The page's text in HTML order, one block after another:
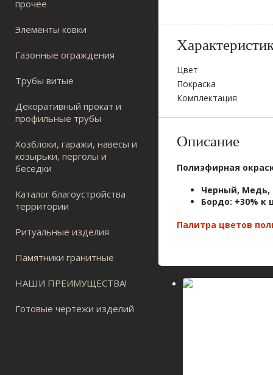
прочее
Элементы ковки
Газонные ограждения
Трубы витые
Декоративный прокат и
профильные трубы
Хозблоки, гаражи, навесы и
козырьки, перголы и
беседки
Каталог благоустройства
территории
Ритуальные изделия
Памятники гранитные
НАШИ ПРЕИМУЩЕСТВА!
Готовые чертежи изделий
Цвет
Покраска
Комплектация
Описание
Полиэфирная
Черный, Медь,
Бордо: +30% к
Палитра цветов